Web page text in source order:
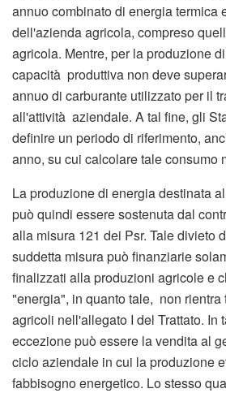
annuo combinato di energia termica
dell'azienda agricola, compreso
agricola. Mentre, per la produzione
capacità produttiva non deve
annuo di carburante utilizzato per il
all'attività aziendale. A tal fine, gli
definire un periodo di riferimento,
anno, su cui calcolare tale consumo
La produzione di energia destinata
può quindi essere sostenuta dal
alla misura 121 dei Psr. Tale divieto
suddetta misura può finanziarie
finalizzati alla produzioni agricole e
"energia", in quanto tale, non rientra
agricoli nell'allegato I del Trattato. In
eccezione può essere la vendita al
ciclo aziendale in cui la produzione
fabbisogno energetico. Lo stesso